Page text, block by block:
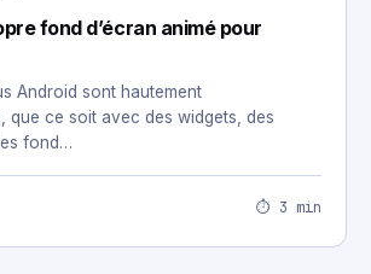
fond d’écran animé pour
Android sont hautement
que ce soit avec des widgets, des
fond…
⏱ 3 min